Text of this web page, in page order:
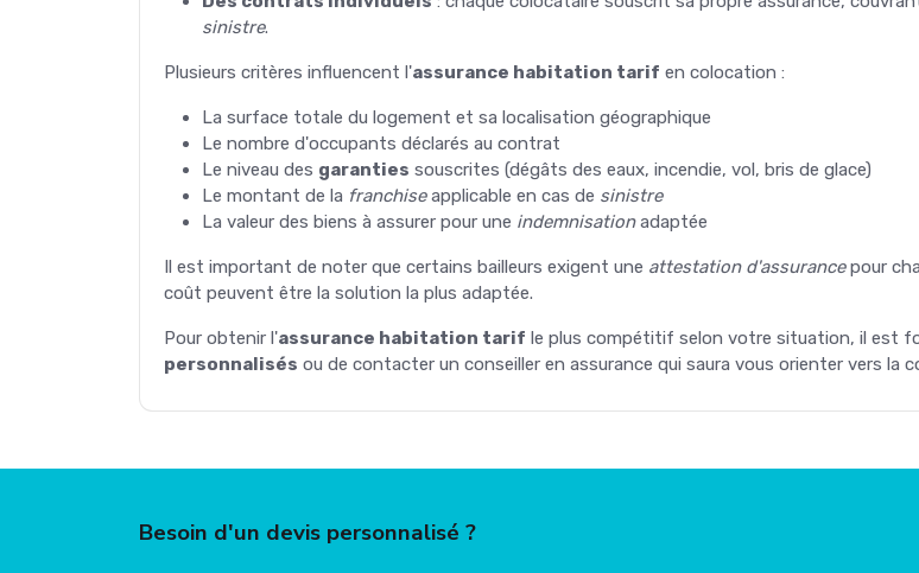
sinistre.
Plusieurs critères influencent l'assurance habitation tarif en colocation :
La surface totale du logement et sa localisation géographique
Le nombre d'occupants déclarés au contrat
Le niveau des garanties souscrites (dégâts des eaux, incendie, vol, bris de glace)
Le montant de la franchiseapplicable en cas de sinistre
La valeur des biens à assurer pour une indemnisationadaptée
Il est important de noter que certains bailleurs exigent une attestation d'assurancepour
coût peuvent être la solution la plus adaptée.
Pour obtenir l'assurance habitation tarif le plus compétitif selon votre situation, il est
personnalisés ou de contacter un conseiller en assurance qui saura vous orienter vers la
Besoin d'un devis personnalisé ?